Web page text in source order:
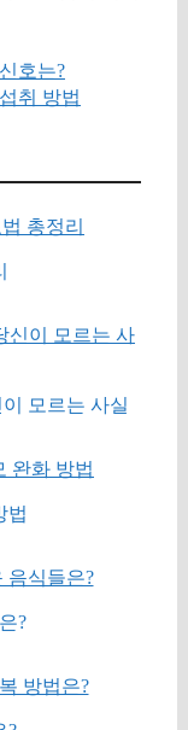
호는?
취 방법
모르는 사실
법
?